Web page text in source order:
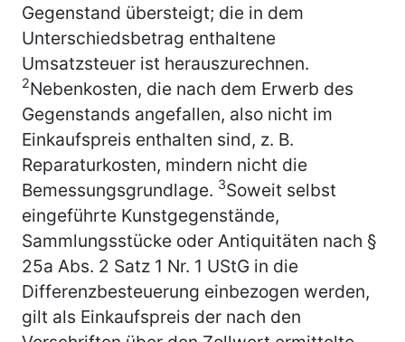
Gegenstand übersteigt; die in dem
Unterschiedsbetrag enthaltene
Umsatzsteuer ist herauszurechnen.
2Nebenkosten, die nach dem Erwerb des
Gegenstands angefallen, also nicht im
Einkaufspreis enthalten sind, z. B.
Reparaturkosten, mindern nicht die
Bemessungsgrundlage. 3Soweit selbst
eingeführte Kunstgegenstände,
Sammlungsstücke oder Antiquitäten nach §
25a Abs. 2 Satz 1 Nr. 1 UStG in die
Differenzbesteuerung einbezogen werden,
gilt als Einkaufspreis der nach den